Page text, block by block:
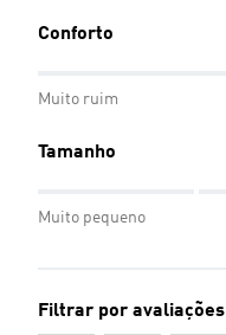
Conforto
Muito ruim
Tamanho
Muito pequeno
Filtrar por avaliações